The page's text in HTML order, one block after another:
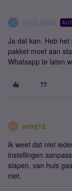
H Heidi Heidi
Ja dat kan. Heb
pakket moet aan
Whatsapp te laten
W wimj12
Ik weet dat niet
instellingen
slapen, van huis
niet.